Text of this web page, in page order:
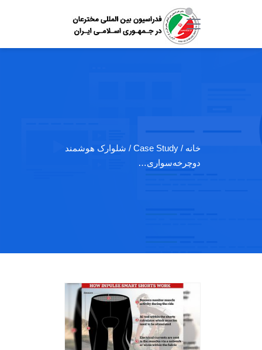
خانه
/ Case Study / شلوارک هوشمند
دوچرخه‌سواری…